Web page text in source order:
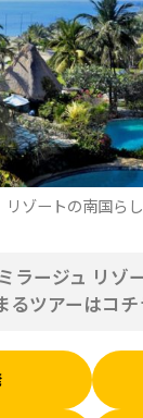
リゾートの南国ら
ラージュ リゾ
るツアーはコチ